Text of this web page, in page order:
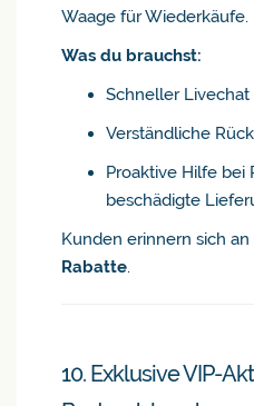
Waage für Wiederkäufe.
Was du brauchst:
Schneller Livechat
Verständliche
Proaktive Hilfe bei
beschädigte
Kunden erinnern sich an
Rabatte.
10. Exklusive VIP-